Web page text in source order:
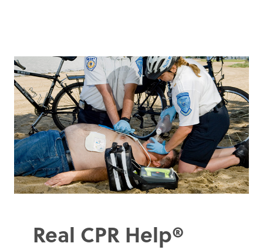
Real CPR Help®